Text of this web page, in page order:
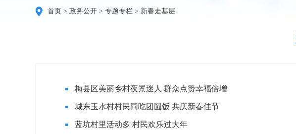
首页 > 政务公开 > 专题专栏 > 新春走基层
梅县区美丽乡村夜景迷人 群众点赞幸福倍增
城东玉水村村民同吃团圆饭 共庆新春佳节
蓝坑村里活动多 村民欢乐过大年